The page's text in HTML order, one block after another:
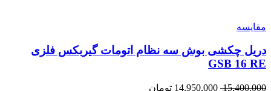
مقایسه
دریل چکشی بوش سه نظام اتومات گیربکس فلزی
GSB 16 RE
15,400,000
14,950,000 تومان